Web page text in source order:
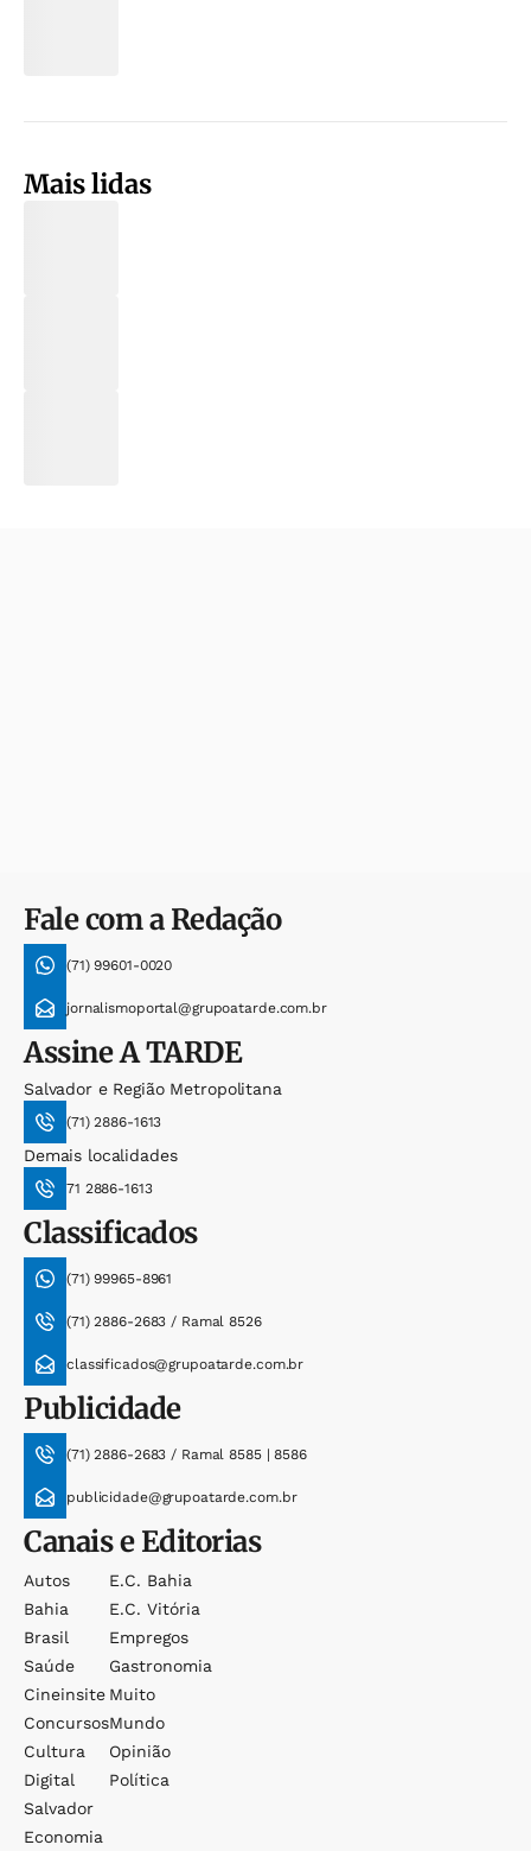
Mais lidas
Fale com a Redação
(71) 99601-0020
jornalismoportal@grupoatarde.com.br
AssineA TARDE
Salvador e Região Metropolitana
(71) 2886-1613
Demais localidades
71 2886-1613
Classificados
(71) 99965-8961
(71) 2886-2683 / Ramal 8526
classificados@grupoatarde.com.br
Publicidade
(71) 2886-2683 / Ramal 8585 | 8586
publicidade@grupoatarde.com.br
Canais e Editorias
Autos
Bahia
Brasil
Saúde
Cineinsite
Concursos
Cultura
Digital
Salvador
Economia
E.c. Bahia
E.c. Vitória
Empregos
Gastronomia
Muito
Mundo
Opinião
Política